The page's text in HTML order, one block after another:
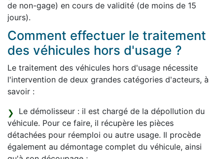
de non-gage) en cours de validité (de moins de 15
jours).
Comment effectuer le traitement
des véhicules hors d'usage ?
Le traitement des véhicules hors d'usage nécessite
l'intervention de deux grandes catégories d'acteurs, à
savoir :
Le démolisseur : il est chargé de la dépollution du
véhicule. Pour ce faire, il récupère les pièces
détachées pour réemploi ou autre usage. Il procède
également au démontage complet du véhicule, ainsi